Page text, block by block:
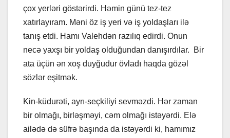
çox yerləri göstərirdi. Həmin günü tez-tez
xatırlayıram. Məni öz iş yeri və iş yoldaşları ilə
tanış etdi. Hamı Valehdən razılıq edirdi. Onun
necə yaxşı bir yoldaş olduğundan danışırdılar. Bir
ata üçün ən xoş duyğudur övladı haqda gözəl
sözlər eşitmək.
Kin-küdurəti, ayrı-seçkiliyi sevməzdi. Hər zaman
bir olmağı, birləşməyi, cəm olmağı istəyərdi. Elə
ailədə də süfrə başında da istəyərdi ki, hamımız